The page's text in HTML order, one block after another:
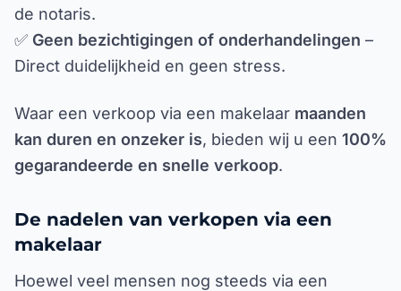
de notaris.
✅ Geen bezichtigingen of onderhandelingen –
Direct duidelijkheid en geen stress.
Waar een verkoop via een makelaar maanden
kan duren en onzeker is, bieden wij u een 100%
gegarandeerde en snelle verkoop.
De nadelen van verkopen via een
makelaar
Hoewel veel mensen nog steeds via een